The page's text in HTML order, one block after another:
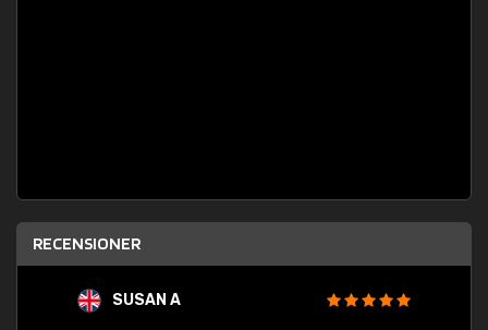
RECENSIONER
SUSAN A